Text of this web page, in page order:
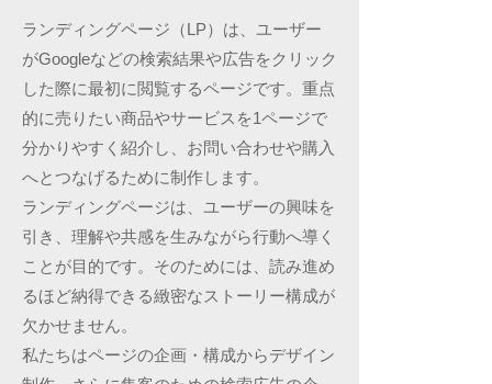
ランディングページ（LP）は、ユーザー
がGoogleなどの検索結果や広告をクリック
した際に最初に閲覧するページです。重点
的に売りたい商品やサービスを1ページで
分かりやすく紹介し、お問い合わせや購入
へとつなげるために制作します。
ランディングページは、ユーザーの興味を
引き、理解や共感を生みながら行動へ導く
ことが目的です。そのためには、読み進め
るほど納得できる緻密なストーリー構成が
欠かせません。
私たちはページの企画・構成からデザイン